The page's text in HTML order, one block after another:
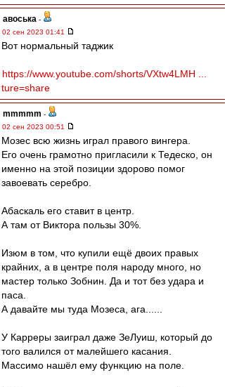
авоська -
02 сен 2023 01:41
Вот нормальный таджик
https://www.youtube.com/shorts/VXtw4LMH ...
ture=share
mmmmm -
02 сен 2023 00:51
Мозес всю жизнь играл правого вингера.
Его очень грамотно пригласили к Тедеско, он
именно на этой позиции здорово помог
завоевать серебро.
Абаскаль его ставит в центр.
А там от Виктора пользы 30%.
Изюм в том, что купили ещё двоих правых
крайних, а в центре поля народу много, но
мастер только Зобнин. Да и тот без удара и
паса.
А давайте мы туда Мозеса, ага......
У Карреры заиграл даже ЗеЛуиш, который до
того валился от малейшего касания.
Массимо нашёл ему функцию на поле.